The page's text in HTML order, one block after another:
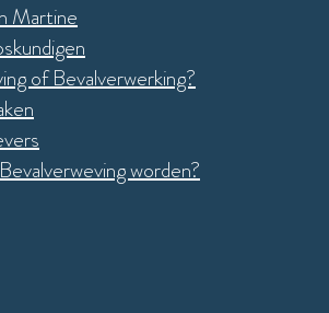
Martine
of Bevalverwerking?
worden?